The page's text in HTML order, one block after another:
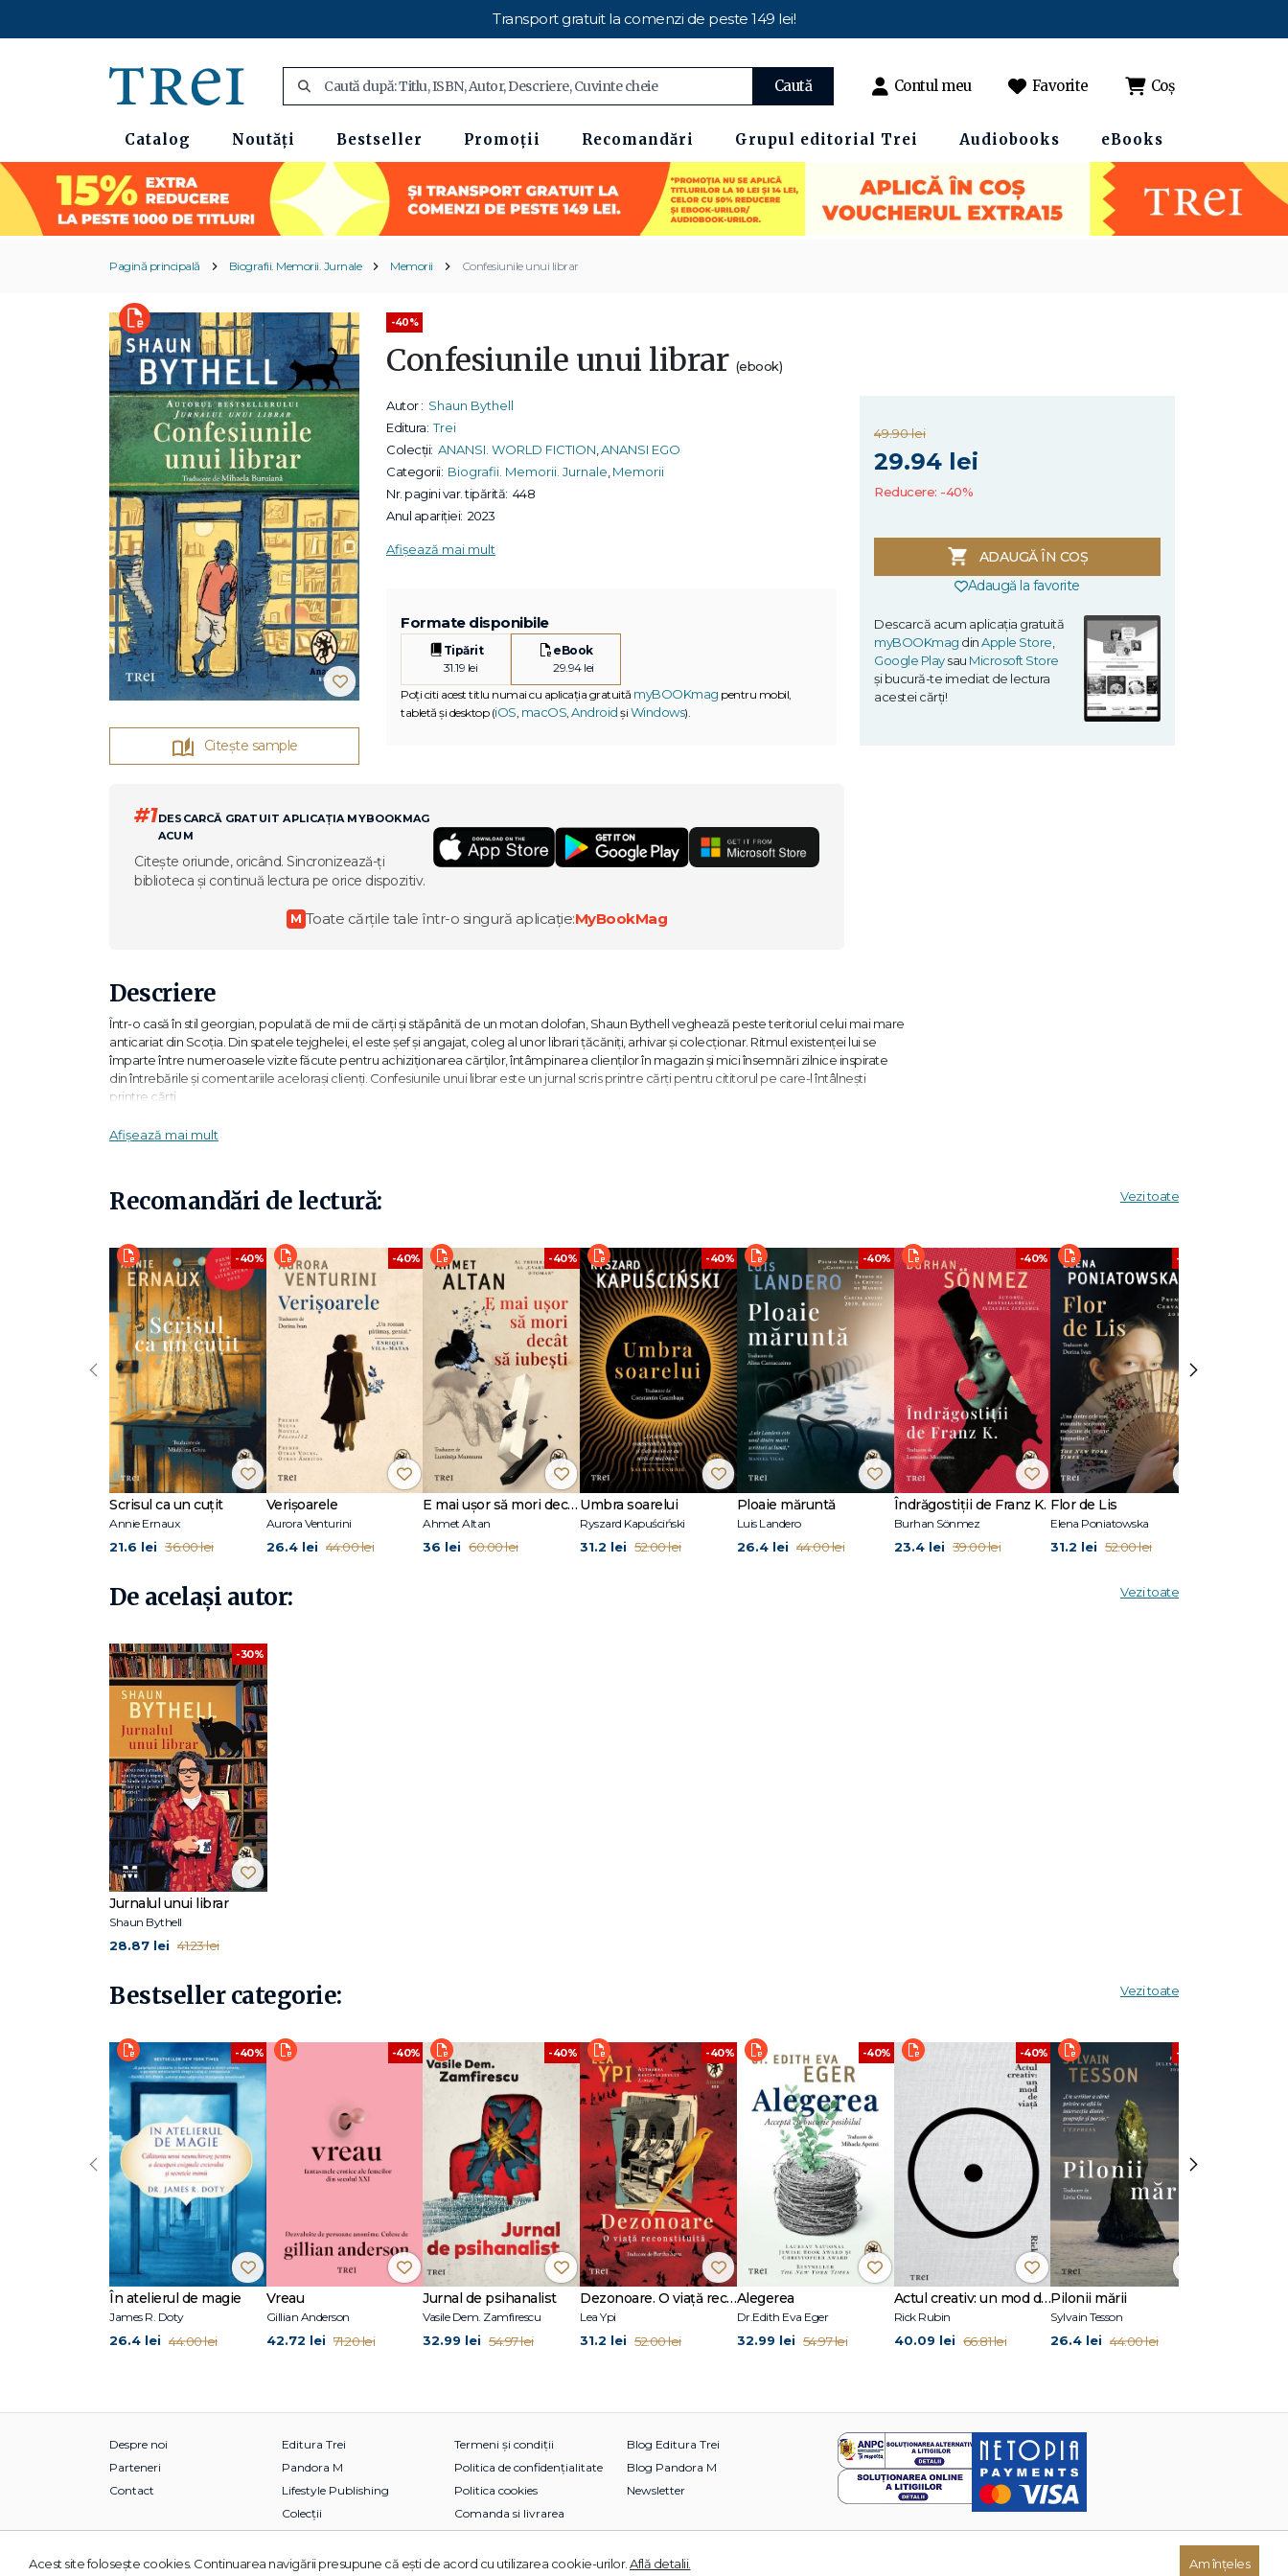
Transport gratuit la comenzi de peste 149 lei!
Caută Contul meu Favorite Coș
Catalog Noutăți Bestseller Promoții Recomandări Grupul editorial Trei Audiobooks eBooks
Pagină principală Biografii. Memorii. Jurnale Memorii Confesiunile unui librar
Citește sample
-40%
Confesiunile unui librar (ebook)
Autor : Shaun Bythell
Editura: Trei
Colecții: ANANSI. WORLD FICTION ANANSI EGO
Categorii: Biografii. Memorii. Jurnale Memorii
Nr. pagini var. tipărită: 448
Anul apariției: 2023
Afișează mai mult
Formate disponibile
Tipărit
31.19 lei
eBook
29.94 lei
Poți citi acest titlu numai cu aplicația gratuită myBOOKmag pentru mobil,
tabletă și desktop (iOS macOS Android și Windows).
49.90 lei
29.94 lei
Reducere: -40%
ADAUGĂ ÎN COȘ
Adaugă la favorite
Descarcă acum aplicația gratuită
myBOOKmag dinApple Store
Google Playsau Microsoft Store
și bucură-te imediat de lectura
acestei cărți!
#1DESCARCĂ GRATUIT APLICAȚIA MYBOOKMAG
ACUM
Citește oriunde, oricând. Sincronizează-ți
biblioteca și continuă lectura pe orice dispozitiv.
M Toate cărțile tale într-o singură aplicație:MyBookMag
Descriere
Într-o casă în stil georgian, populată de mii de cărți și stăpânită de un motan dolofan, Shaun Bythell veghează peste teritoriul celui mai mare
anticariat din Scoția. Din spatele tejghelei, el este șef și angajat, coleg al unor librari țăcăniți, arhivar și colecționar. Ritmul existenței lui se
împarte între numeroasele vizite făcute pentru achiziționarea cărților, întâmpinarea clienților în magazin și mici însemnări zilnice inspirate
din întrebările și comentariile acelorași clienți. Confesiunile unui librar este un jurnal scris printre cărți pentru cititorul pe care-l întâlnești
printre cărți.
„Stilul malițios al lui Bythell seamănă cu ce ar spune comicul Ricky Gervais dacă ar conduce o librărie.“ The Wall Street Journal
mereu o carte la voi.“ The Washington Post
gâștele care zboară deasupra mlaștinii, râul șerpuitor în care librarului îi place să pescuiască... O carte seducătoare, plină de reflecții.“
Minneapolis Star Tribune
„Una dintre cele mai amuzante cărți de memorii scrise de un librar.“ The New York Times
„Câteodată vesele, alteori melancolice, Confesiunile unui librar reprezintă o relatare plină de farmec din primele linii ale unei industrii pe
cale de dispariție.“ Kirkus Reviews
Shaun Bythell este din 2001 proprietarul anticariatului The Bookshop, din Wigtown, cel mai mare magazin de acest fel din Scoția. În 2010 a
înființat pagina de Facebook a magazinului, unde postează observații acide legate de întrebările stupide, trăsnite sau comentariile
răuvoitoare ale clienților săi. A debutat în 2018 cu Jurnalul unui librar, unde relatează evenimentele cotidiene din viața unui vânzător de cărți
vechi, care arată cu totul diferit de versiunea idilică pe care o avem cu toții în minte. În 2019 a publicat Confesiunile unui librar, urmată în 2020
de volumul Seven Kinds of People You Find in Bookshops (Șapte feluri de oameni peste care dai în librării).
Afișează mai mult
Recomandări de lectură: Vezi toate
-40%
Scrisul ca un cuțit
Annie Ernaux
21.6 lei 36.00 lei
-40%
Verișoarele
Aurora Venturini
26.4 lei 44.00 lei
-40%
E mai ușor să mori decât să iubești (seria Cvartetul Otoman, vol.3)
Ahmet Altan
36 lei 60.00 lei
-40%
Umbra soarelui
Ryszard Kapuściński
31.2 lei 52.00 lei
-40%
Ploaie măruntă
Luis Landero
26.4 lei 44.00 lei
-40%
Îndrăgostiții de Franz K.
Burhan Sönmez
23.4 lei 39.00 lei
-40%
Flor de Lis
Elena Poniatowska
31.2 lei 52.00 lei
‹ ›
De același autor: Vezi toate
-30%
Jurnalul unui librar
Shaun Bythell
28.87 lei 41.23 lei
Bestseller categorie: Vezi toate
-40%
În atelierul de magie
James R. Doty
26.4 lei 44.00 lei
-40%
Vreau
Gillian Anderson
42.72 lei 71.20 lei
-40%
Jurnal de psihanalist
Vasile Dem. Zamfirescu
32.99 lei 54.97 lei
-40%
Dezonoare. O viață reconstituită
Lea Ypi
31.2 lei 52.00 lei
-40%
Alegerea
Dr.Edith Eva Eger
32.99 lei 54.97 lei
-40%
Actul creativ: un mod de viață
Rick Rubin
40.09 lei 66.81 lei
-40%
Pilonii mării
Sylvain Tesson
26.4 lei 44.00 lei
‹ ›
Despre noi
Parteneri
Contact
Editura Trei
Pandora M
Lifestyle Publishing
Colecții
Termeni și condiții
Politica de confidențialitate
Politica cookies
Comanda si livrarea
Blog Editura Trei
Blog Pandora M
Newsletter
© 2026 Grupul Editorial TREI. Toate drepturile rezervate.
Acest site foloseşte cookies. Continuarea navigării presupune că eşti de acord cu utilizarea cookie-urilor. Află detalii. Am înțeles